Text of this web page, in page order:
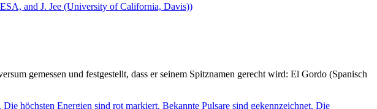
gemessen und festgestellt, dass er seinem Spitznamen gerecht wird: El Gordo (Spanisch